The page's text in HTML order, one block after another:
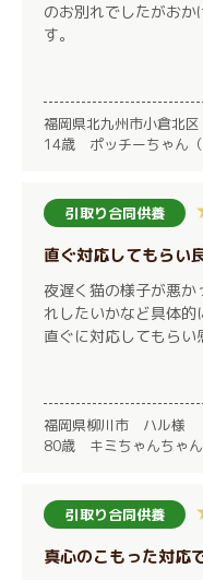
のお別れでしたがお
す。
福岡県北九州市小倉北
14歳 ポッチーちゃん（
引取り合同供養
直ぐ対応してもらい
夜遅く猫の様子が悪か
れしたいかなど具体的
直ぐに対応してもらい
福岡県柳川市 ハル様
80歳 キミちゃんちゃん
引取り合同供養
真心のこもった対応